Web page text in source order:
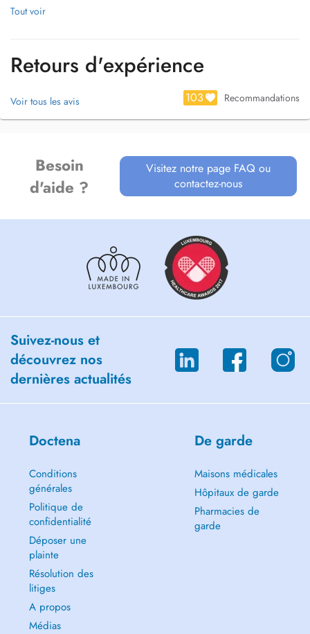
Tout voir
Retours d'expérience
Voir tous les avis 103 Recommandations
Besoin
d'aide ?
Visitez notre page FAQ ou
contactez-nous
Suivez-nous et
découvrez nos
dernières actualités
Doctena
Conditions
générales
Politique de
confidentialité
Déposer une
plainte
Résolution des
litiges
A propos
Médias
De garde
Maisons médicales
Hôpitaux de garde
Pharmacies de
garde